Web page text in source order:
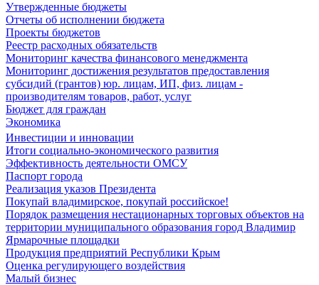
Утвержденные бюджеты
Отчеты об исполнении бюджета
Проекты бюджетов
Реестр расходных обязательств
Мониторинг качества финансового менеджмента
Мониторинг достижения результатов предоставления
субсидий (грантов) юр. лицам, ИП, физ. лицам -
производителям товаров, работ, услуг
Бюджет для граждан
Экономика
Инвестиции и инновации
Итоги социально-экономического развития
Эффективность деятельности ОМСУ
Паспорт города
Реализация указов Президента
Покупай владимирское, покупай российское!
Порядок размещения нестационарных торговых объектов на
территории муниципального образования город Владимир
Ярмарочные площадки
Продукция предприятий Республики Крым
Оценка регулирующего воздействия
Малый бизнес